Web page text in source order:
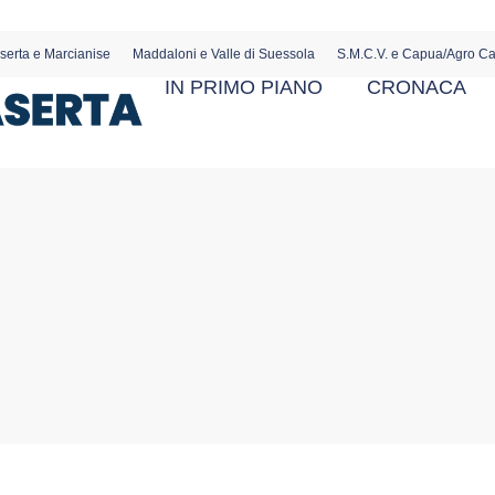
e Marcianise Maddaloni e Valle di Suessola S.M.C.V. e Capua/Agro
IN PRIMO PIANO CRONACA